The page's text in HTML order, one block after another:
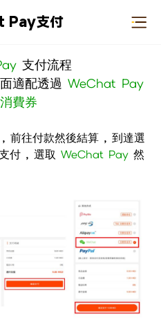
Pay支付
支付流程
適配透過 WeChat Pay
費券
前往付款然後結算 , 到達選
支付 , 選取WeChat Pay 然